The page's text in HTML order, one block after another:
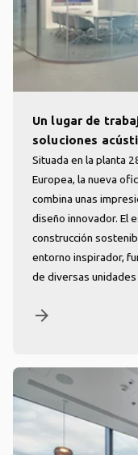
Un lugar de
soluciones
Situada en la planta
Europea, la nueva
combina unas
diseño innovador. El
construcción
entorno inspirador,
de diversas
arrow_forward